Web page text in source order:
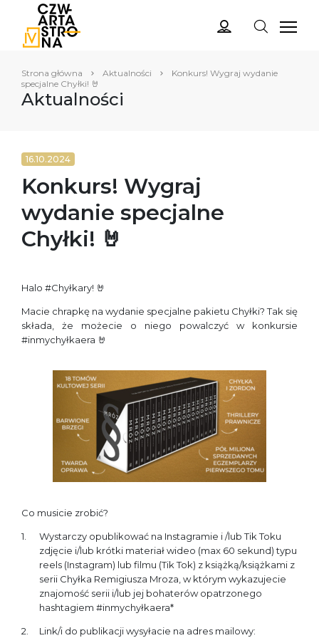
Strona główna Aktualności
Konkurs! Wygraj wydanie
specjalne Chyłki! 🤘
Aktualności
16.10.2024
Konkurs! Wygraj
wydanie specjalne
Chyłki! 🤘
Halo #Chyłkary! 🤘
Macie chrapkę na wydanie specjalne pakietu Chyłki? Tak się
składa, że możecie o niego powalczyć w konkursie
#inmychyłkaera 🤘
Co musicie zrobić?
Wystarczy opublikować na Instagramie i /lub Tik Toku
zdjęcie i/lub krótki materiał wideo (max 60 sekund) typu
reels (Instagram) lub filmu (Tik Tok) z książką/książkami z
serii Chyłka Remigiusza Mroza, w którym wykazujecie
znajomość serii i/lub jej bohaterów opatrzonego
hashtagiem #inmychyłkaera*
Link/i do publikacji wysyłacie na adres mailowy: